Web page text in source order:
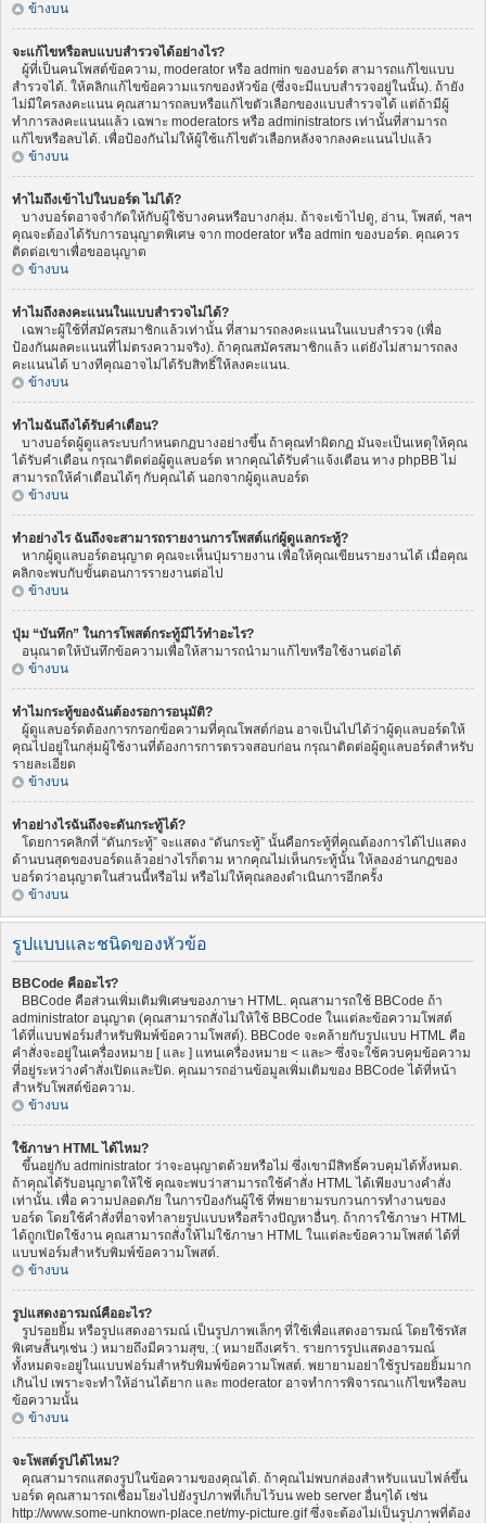
ข้างบน
จะแก้ไขหรือลบแบบสำรวจได้อย่างไร?
ผู้ที่เป็นคนโพสต์ข้อความ, moderator หรือ admin ของบอร์ด สามารถแก้ไขแบบ
สำรวจได้. ให้คลิกแก้ไขข้อความแรกของหัวข้อ (ซึ่งจะมีแบบสำรวจอยู่ในนั้น). ถ้ายัง
ไม่มีใครลงคะแนน คุณสามารถลบหรือแก้ไขตัวเลือกของแบบสำรวจได้ แต่ถ้ามีผู้
ทำการลงคะแนนแล้ว เฉพาะ moderators หรือ administrators เท่านั้นที่สามารถ
แก้ไขหรือลบได้. เพื่อป้องกันไม่ให้ผู้ใช้แก้ไขตัวเลือกหลังจากลงคะแนนไปแล้ว
ข้างบน
ทำไมถึงเข้าไปในบอร์ด ไม่ได้?
บางบอร์ดอาจจำกัดให้กับผู้ใช้บางคนหรือบางกลุ่ม. ถ้าจะเข้าไปดู, อ่าน, โพสต์, ฯลฯ
คุณจะต้องได้รับการอนุญาตพิเศษ จาก moderator หรือ admin ของบอร์ด. คุณควร
ติดต่อเขาเพื่อขออนุญาต
ข้างบน
ทำไมถึงลงคะแนนในแบบสำรวจไม่ได้?
เฉพาะผู้ใช้ที่สมัครสมาชิกแล้วเท่านั้น ที่สามารถลงคะแนนในแบบสำรวจ (เพื่อ
ป้องกันผลคะแนนที่ไม่ตรงความจริง). ถ้าคุณสมัครสมาชิกแล้ว แต่ยังไม่สามารถลง
คะแนนได้ บางทีคุณอาจไม่ได้รับสิทธิ์ให้ลงคะแนน.
ข้างบน
ทำไมฉันถึงได้รับคำเตือน?
บางบอร์ดผู้ดูแลระบบกำหนดกฏบางอย่างขึ้น ถ้าคุณทำผิดกฏ มันจะเป็นเหตุให้คุณ
ได้รับคำเตือน กรุณาติดต่อผู้ดูแลบอร์ด หากคุณได้รับคำแจ้งเตือน ทาง phpBB ไม่
สามารถให้คำเตือนได้ๆ กับคุณได้ นอกจากผู้ดูแลบอร์ด
ข้างบน
ทำอย่างไร ฉันถึงจะสามารถรายงานการโพสต์แก่ผู้ดูแลกระทู้?
หากผู้ดูแลบอร์ดอนุญาต คุณจะเห็นปุ่มรายงาน เพื่อให้คุณเขียนรายงานได้ เมื่อคุณ
คลิกจะพบกับขั้นตอนการรายงานต่อไป
ข้างบน
ปุ่ม “บันทึก” ในการโพสต์กระทู้มีไว้ทำอะไร?
อนุณาตให้บันทึกข้อความเพื่อให้สามารถนำมาแก้ไขหรือใช้งานต่อได้
ข้างบน
ทำไมกระทู้ของฉันต้องรอการอนุมัติ?
ผู้ดูแลบอร์ดต้องการกรอกข้อความที่คุณโพสต์ก่อน อาจเป็นไปได้ว่าผู้ดุแลบอร์ดให้
คุณไปอยู่ในกลุ่มผู้ใช้งานที่ต้องการการตรวจสอบก่อน กรุณาติดต่อผู้ดูแลบอร์ดสำหรับ
รายละเอียด
ข้างบน
ทำอย่างไรฉันถึงจะดันกระทู้ได้?
โดยการคลิกที่ “ดันกระทู้” จะแสดง “ดันกระทู้” นั้นคือกระทู้ที่คุณต้องการได้ไปแสดง
ด้านบนสุดของบอร์ดแล้วอย่างไรก็ตาม หากคุณไม่เห็นกระทู้นั้น ให้ลองอ่านกฏของ
บอร์ดว่าอนุญาตในส่วนนี้หรือไม่ หรือไม่ให้คุณลองดำเนินการอีกครั้ง
ข้างบน
รูปแบบและชนิดของหัวข้อ
BBCode คืออะไร?
BBCode คือส่วนเพิ่มเติมพิเศษของภาษา HTML. คุณสามารถใช้ BBCode ถ้า
administrator อนุญาต (คุณสามารถสั่งไม่ให้ใช้ BBCode ในแต่ละข้อความโพสต์
ได้ที่แบบฟอร์มสำหรับพิมพ์ข้อความโพสต์). BBCode จะคล้ายกับรูปแบบ HTML คือ
คำสั่งจะอยู่ในเครื่องหมาย [ และ ] แทนเครื่องหมาย < และ> ซึ่งจะใช้ควบคุมข้อความ
ที่อยู่ระหว่างคำสั่งเปิดและปิด. คุณมารถอ่านข้อมูลเพิ่มเติมของ BBCode ได้ที่หน้า
สำหรับโพสต์ข้อความ.
ข้างบน
ใช้ภาษา HTML ได้ไหม?
ขึ้นอยู่กับ administrator ว่าจะอนุญาตด้วยหรือไม่ ซึ่งเขามีสิทธิ์ควบคุมได้ทั้งหมด.
ถ้าคุณได้รับอนุญาตให้ใช้ คุณจะพบว่าสามารถใช้คำสั่ง HTML ได้เพียงบางคำสั่ง
เท่านั้น. เพื่อ ความปลอดภัย ในการป้องกันผู้ใช้ ที่พยายามรบกวนการทำงานของ
บอร์ด โดยใช้คำสั่งที่อาจทำลายรูปแบบหรือสร้างปัญหาอื่นๆ. ถ้าการใช้ภาษา HTML
ได้ถูกเปิดใช้งาน คุณสามารถสั่งให้ไม่ใช้ภาษา HTML ในแต่ละข้อความโพสต์ ได้ที่
แบบฟอร์มสำหรับพิมพ์ข้อความโพสต์.
ข้างบน
รูปแสดงอารมณ์คืออะไร?
รูปรอยยิ้ม หรือรูปแสดงอารมณ์ เป็นรูปภาพเล็กๆ ที่ใช้เพื่อแสดงอารมณ์ โดยใช้รหัส
พิเศษสั้นๆเช่น :) หมายถึงมีความสุข, :( หมายถึงเศร้า. รายการรูปแสดงอารมณ์
ทั้งหมดจะอยู่ในแบบฟอร์มสำหรับพิมพ์ข้อความโพสต์. พยายามอย่าใช้รูปรอยยิ้มมาก
เกินไป เพราะจะทำให้อ่านได้ยาก และ moderator อาจทำการพิจารณาแก้ไขหรือลบ
ข้อความนั้น
ข้างบน
จะโพสต์รูปได้ไหม?
คุณสามารถแสดงรูปในข้อความของคุณได้. ถ้าคุณไม่พบกล่องสำหรับแนบไฟล์ขึ้น
บอร์ด คุณสามารถเชื่อมโยงไปยังรูปภาพที่เก็บไว้บน web server อื่นๆได้ เช่น
http://www.some-unknown-place.net/my-picture.gif ซึ่งจะต้องไม่เป็นรูปภาพที่ต้อง